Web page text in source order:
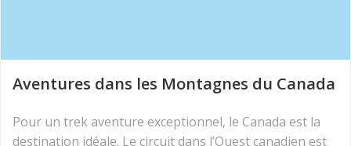
Aventures dans les Montagnes du Canada
Pour un trek aventure exceptionnel, le Canada est la
destination idéale. Le circuit dans l’Ouest canadien est